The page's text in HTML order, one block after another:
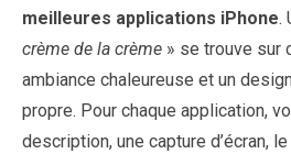
meilleures applications iPhone.
crème de la crème » se trouve sur
ambiance chaleureuse et un
propre. Pour chaque application,
description, une capture d’écran,